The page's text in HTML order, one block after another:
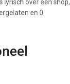
lyrisch over een shop,
en 0